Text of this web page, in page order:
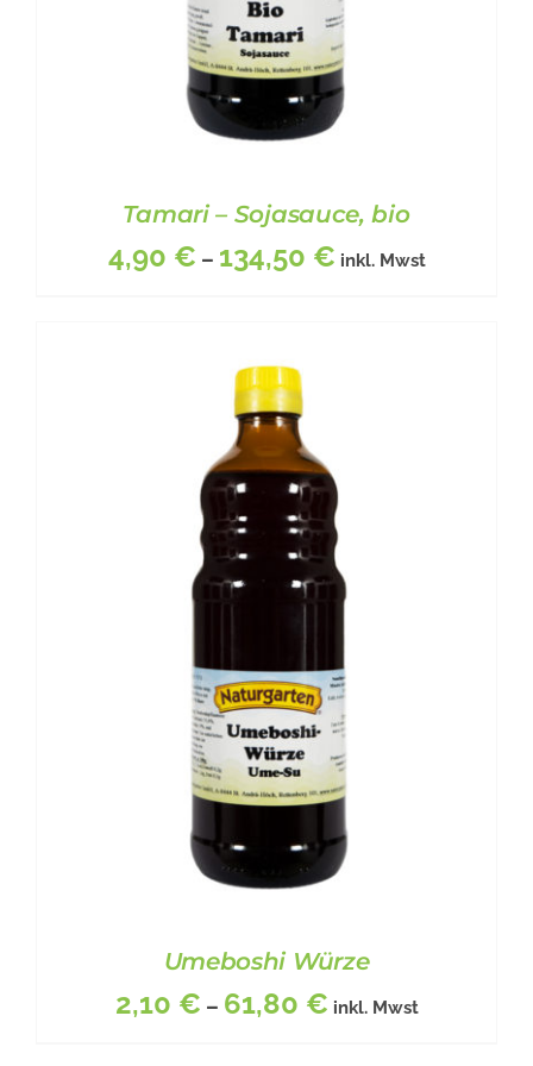
PRODUKTSEITE
GEWÄHLT
WERDEN
BESCHREIBUNG
DIESES
PRODUKT
WEIST
MEHRERE
VARIANTEN
OPTIONEN
KÖNNEN
AUF
DER
PRODUKTSEITE
GEWÄHLT
/ DETAILS
Tamari – Sojasauce, bio
4,90 € – 134,50 € inkl. Mwst
Umeboshi Würze
2,10 € – 61,80 € inkl. Mwst